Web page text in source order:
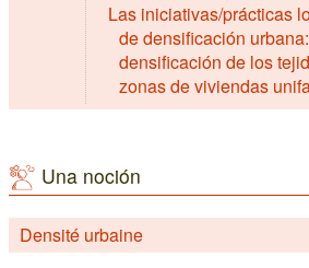
Las iniciativas/prácticas
de densificación
densificación de los
zonas de viviendas
Una noción
Densité urbaine